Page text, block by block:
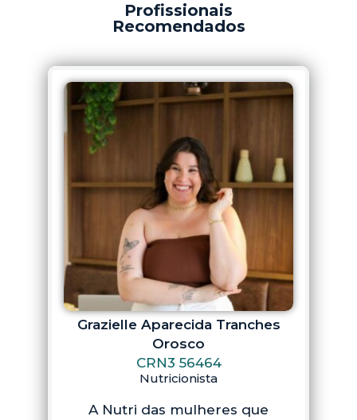
Profissionais
Recomendados
Grazielle Aparecida Tranches
Orosco
CRN3 56464
Nutricionista
A Nutri das mulheres que